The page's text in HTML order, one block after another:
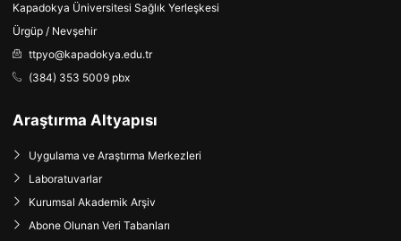
Kapadokya Üniversitesi Sağlık Yerleşkesi
Ürgüp / Nevşehir
ttpyo@kapadokya.edu.tr
(384) 353 5009 pbx
Araştırma Altyapısı
Uygulama ve Araştırma Merkezleri
Laboratuvarlar
Kurumsal Akademik Arşiv
Abone Olunan Veri Tabanları